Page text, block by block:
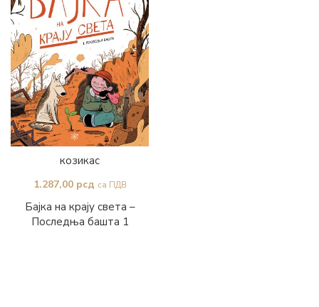
Бајка на крају света –
Последња башта 1
козикас
1.287,00 рсд са ПДВ